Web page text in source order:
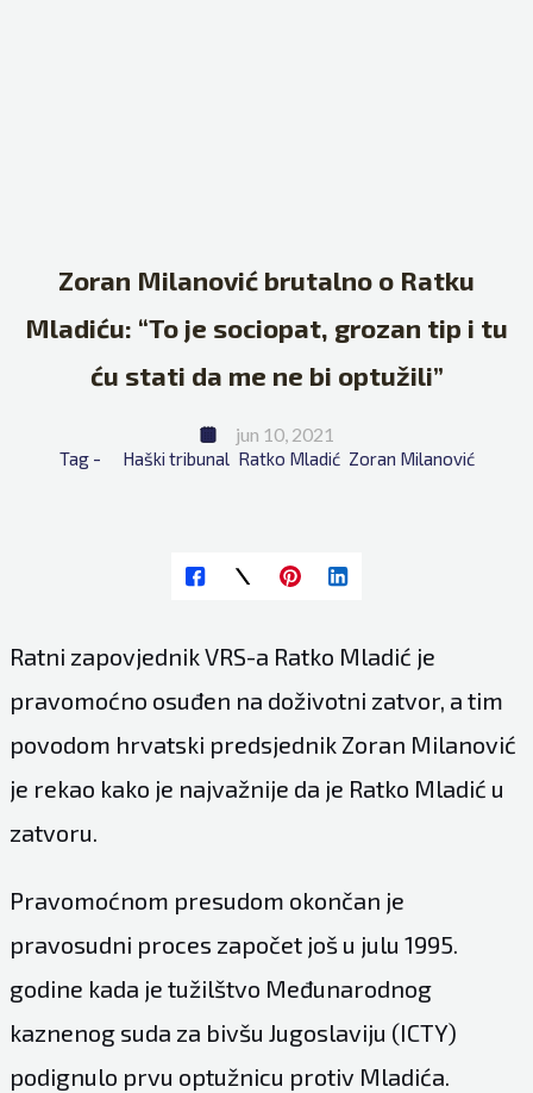
Zoran Milanović brutalno o Ratku
Mladiću: “To je sociopat, grozan tip i tu
ću stati da me ne bi optužili”
jun 10, 2021
Tag - Haški tribunal Ratko Mladić Zoran Milanović
Ratni zapovjednik VRS-a Ratko Mladić je
pravomoćno osuđen na doživotni zatvor, a tim
povodom hrvatski predsjednik Zoran Milanović
je rekao kako je najvažnije da je Ratko Mladić u
zatvoru.
Pravomoćnom presudom okončan je
pravosudni proces započet još u julu 1995.
godine kada je tužilštvo Međunarodnog
kaznenog suda za bivšu Jugoslaviju (ICTY)
podignulo prvu optužnicu protiv Mladića.